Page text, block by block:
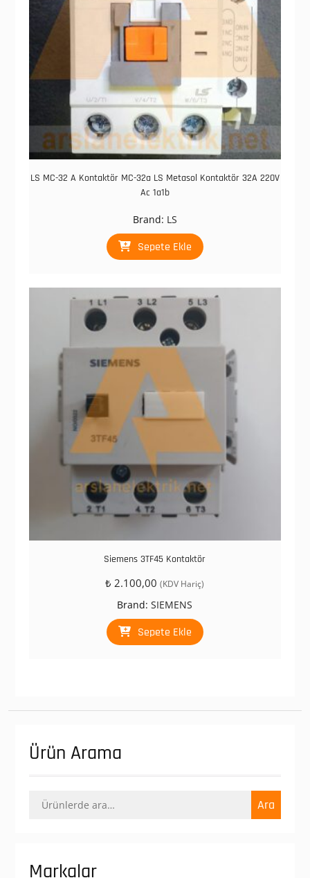
LS MC-32 A Kontaktör MC-32a LS Metasol Kontaktör 32A 220V
Ac 1a1b
Brand: LS
Sepete Ekle
Siemens 3TF45 Kontaktör
₺ 2.100,00 (KDV Hariç)
Brand:SIEMENS
Sepete Ekle
Ürün Arama
Ara: Ara
Markalar